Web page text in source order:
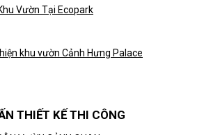
Vườn Tại Ecopark
khu vườn Cảnh Hưng Palace
THIẾT KẾ THI CÔNG